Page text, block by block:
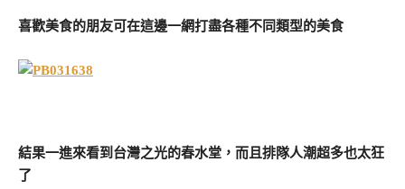
喜歡美食的朋友可在這邊一網打盡各種不同類型的美食
結果一進來看到台灣之光的春水堂，而且排隊人潮超多也太狂
了